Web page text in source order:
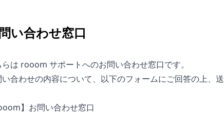
い合わせ窓口
らは rooom サポートへのお問い合わせ窓口です。
い合わせの内容について、以下のフォームにご回答の上、
】お問い合わせ窓口